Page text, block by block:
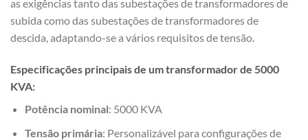
as exigências tanto das subestações de transformadores de
subida como das subestações de transformadores de
descida, adaptando-se a vários requisitos de tensão.
Especificações principais de um transformador de 5000
KVA:
Potência nominal: 5000 KVA
Tensão primária: Personalizável para configurações de